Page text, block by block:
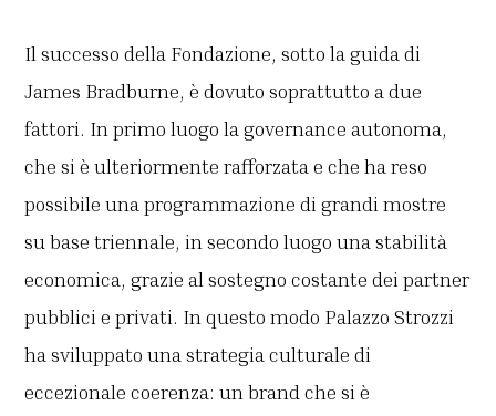
Il successo della Fondazione, sotto la guida di
James Bradburne, è dovuto soprattutto a due
fattori. In primo luogo la governance autonoma,
che si è ulteriormente rafforzata e che ha reso
possibile una programmazione di grandi mostre
su base triennale, in secondo luogo una stabilità
economica, grazie al sostegno costante dei partner
pubblici e privati. In questo modo Palazzo Strozzi
ha sviluppato una strategia culturale di
eccezionale coerenza: un brand che si è